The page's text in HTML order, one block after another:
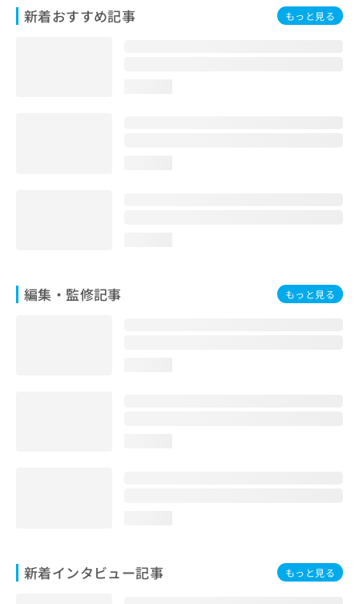
新着おすすめ記事 もっと見る
編集・監修記事 もっと見る
新着インタビュー記事 もっと見る
お
問